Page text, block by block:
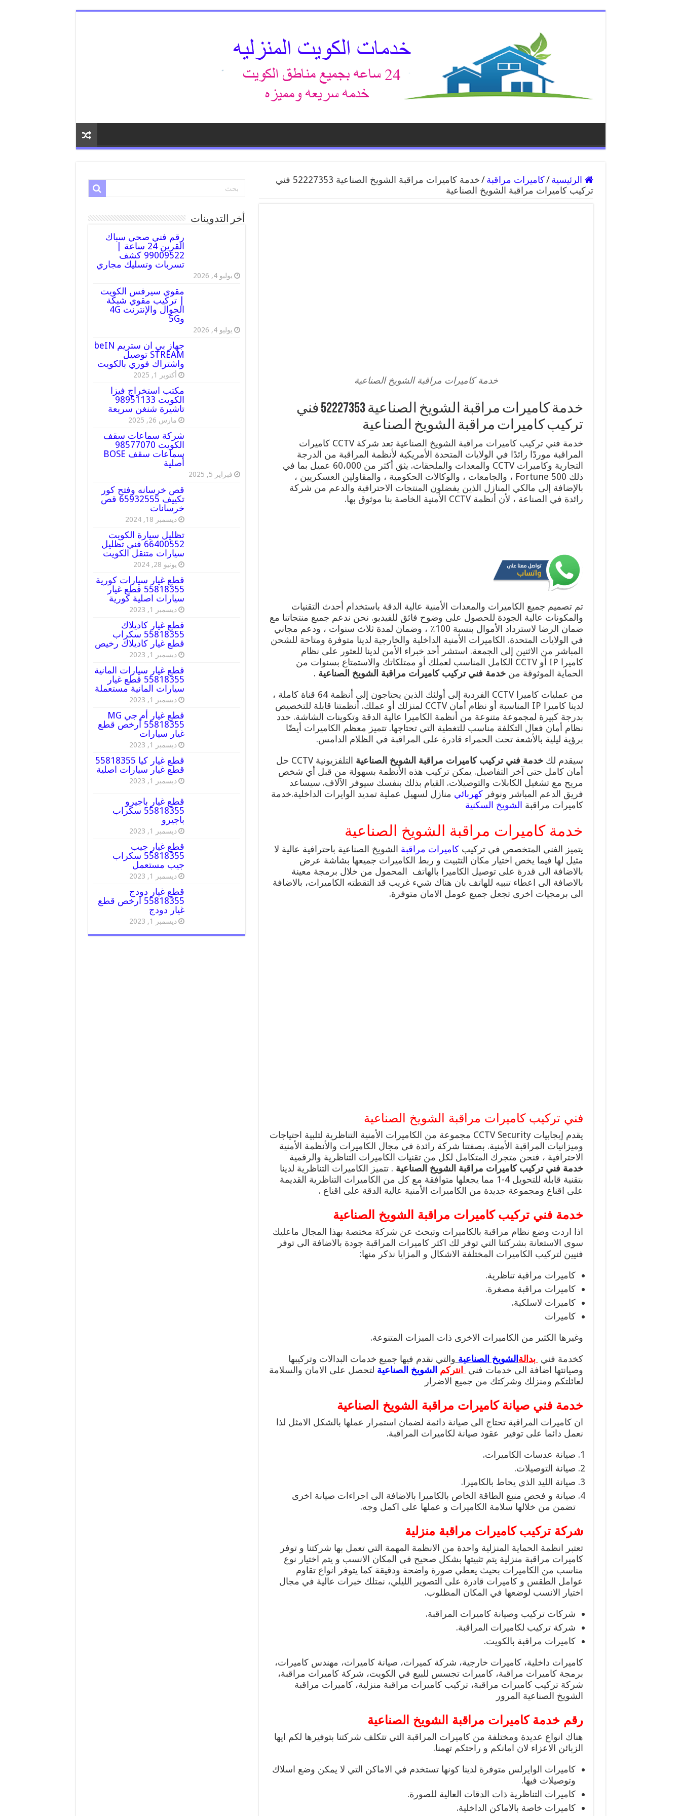
الرئيسية /كاميرات مراقبة /
خدمة كاميرات مراقبة الشويخ الصناعية 52227353 فني
تركيب كاميرات مراقبة الشويخ الصناعية
خدمة كاميرات مراقبة الشويخ الصناعية
خدمة كاميرات مراقبة الشويخ الصناعية 52227353 فني
تركيب كاميرات مراقبة الشويخ الصناعية
خدمة فني تركيب كاميرات مراقبة الشويخ الصناعية تعد شركة CCTV كاميرات
المراقبة موردًا رائدًا في الولايات المتحدة الأمريكية لأنظمة المراقبة من الدرجة
التجارية وكاميرات CCTV والمعدات والملحقات. يثق أكثر من 60،000 عميل بما في
ذلك Fortune 500 ، والجامعات ، والوكالات الحكومية ، والمقاولين العسكريين ،
بالإضافة إلى مالكي المنازل الذين يفضلون المنتجات الاحترافية والدعم من شركة
رائدة في الصناعة ، لأن أنظمة CCTV الأمنية الخاصة بنا موثوق بها.
تم تصميم جميع الكاميرات والمعدات الأمنية عالية الدقة باستخدام أحدث التقنيات
والمكونات عالية الجودة للحصول على وضوح فائق للفيديو. نحن ندعم جميع منتجاتنا مع
ضمان الرضا لاسترداد الأموال بنسبة 100٪ ، وضمان لمدة ثلاث سنوات ، ودعم مجاني
في الولايات المتحدة. الكاميرات الأمنية الداخلية والخارجية لدينا متوفرة ومتاحة للشحن
المباشر من الاثنين إلى الجمعة. استشر أحد خبراء الأمن لدينا للعثور على نظام
كاميرا IP أو CCTV الكامل المناسب لعملك أو ممتلكاتك والاستمتاع بسنوات من
الحماية الموثوقة من خدمة فني تركيب كاميرات مراقبة الشويخ الصناعية .
من عمليات كاميرا CCTV الفردية إلى أولئك الذين يحتاجون إلى أنظمة 64 قناة كاملة ،
لدينا كاميرا IP المناسبة أو نظام أمان CCTV لمنزلك أو عملك. أنظمتنا قابلة للتخصيص
بدرجة كبيرة لمجموعة متنوعة من أنظمة الكاميرا عالية الدقة وتكوينات الشاشة. حدد
نظام أمان فعال التكلفة مناسب للتغطية التي تحتاجها. تتميز معظم الكاميرات أيضًا
برؤية ليلية بالأشعة تحت الحمراء قادرة على المراقبة في الظلام الدامس.
سيقدم لكخدمة فني تركيب كاميرات مراقبة الشويخ الصناعية
التلفزيونية CCTV حل
أمان كامل حتى آخر التفاصيل. يمكن تركيب هذه الأنظمة بسهولة من قبل أي شخص
مريح مع تشغيل الكابلات والتوصيلات. القيام بذلك بنفسك سيوفر الآلاف. سيساعد
فريق الدعم المباشر ونوفركهربائي منازل لسهيل عملية تمديد الوايرات الداخلية.خدمة
كاميرات مراقبة الشويخ السكنية
خدمة كاميرات مراقبة الشويخ الصناعية
يتميز الفني المتخصص في تركيبكاميرات مراقبة الشويخ الصناعية باحترافية عالية لا
مثيل لها فيما يخص اختيار مكان التثبيت و ربط الكاميرات جميعها بشاشة عرض
بالاضافة الى قدرة على توصيل الكاميرا بالهاتف المحمول من خلال برمجة معينة
بالاصافة الى اعطاء تنبيه للهاتف بان هناك شيء غريب قد التقطته الكاميرات، بالاضافة
الى برمجيات اخرى تجعل جميع عومل الامان متوفرة.
فني تركيب كاميرات مراقبة الشويخ الصناعية
يقدم إيجابيات CCTV Security مجموعة من الكاميرات الأمنية التناظرية لتلبية احتياجات
وميزانيات المراقبة الأمنية. بصفتنا شركة رائدة في مجال الكاميرات والأنظمة الأمنية
الاحترافية ، فنحن متجرك المتكامل لكل من تقنيات الكاميرات التناظرية والرقمية
خدمة فني تركيب كاميرات مراقبة الشويخ الصناعية . تتميز الكاميرات التناظرية لدينا
بتقنية قابلة للتحويل 4-1 مما يجعلها متوافقة مع كل من الكاميرات التناظرية القديمة
على اقناع ومجموعة جديدة من الكاميرات الأمنية عالية الدقة على اقناع .
خدمة فني تركيب كاميرات مراقبة الشويخ الصناعية
اذا اردت وضع نظام مراقبة بالكاميرات وتبحث عن شركة مختصة بهذا المجال ماعليك
سوى الاستعانة بشركتنا التي توفر لك اكثر كاميرات المراقبة جودة بالاضافة الى توفر
فنيين لتركيب الكاميرات المختلفة الاشكال و المزايا نذكر منها:
كاميرات مراقبة تناظرية.
كاميرات مراقبة مصغرة.
كاميرات لاسلكية.
كاميرات
وغيرها الكثير من الكاميرات الاخرى ذات الميزات المتنوعة.
كخدمة فني بدالة الشويخ الصناعية والتي نقدم فيها جميع خدمات البدالات وتركيبها
وصيانتها اضافة الى خدمات فني
انتركم الشويخ الصناعية لتحصل على الامان والسلامة
لعائلتكم ومنزلك وشركتك من جميع الاضرار
خدمة فني صيانة كاميرات مراقبة الشويخ الصناعية
ان كاميرات المراقبة تحتاج الى صيانة دائمة لضمان استمرار عملها بالشكل الامثل لذا
نعمل دائما على توفير عقود صيانة لكاميرات المراقبة.
صيانة عدسات الكاميرات.
صيانة التوصيلات.
صيانة الليد الذي يحاط بالكاميرا.
صيانة و فحص منبع الطاقة الخاص بالكاميرا بالاضافة الى اجراءات صيانة اخرى
تضمن من خلالها سلامة الكاميرات و عملها على اكمل وجه.
شركة تركيب كاميرات مراقبة منزلية
تعتبر انظمة الحماية المنزلية واحدة من الانظمة المهمة التي تعمل بها شركتنا و توفر
كاميرات مراقبة منزلية يتم تثبيتها بشكل صحيح في المكان الانسب و يتم اختيار نوع
مناسب من الكاميرات بحيث يعطي صورة واضحة ودقيقة كما يتوفر انواع تقاوم
عوامل الطقس و كاميرات قادرة على التصوير الليلي، نمتلك خبرات عالية في مجال
اختيار الانسب لوضعها في المكان المطلوب.
شركات تركيب وصيانة كاميرات المراقبة.
شركة تركيب لكاميرات المراقبة.
كاميرات مراقبة بالكويت.
كاميرات داخلية، كاميرات خارجية، شركة كميرات، صيانة كاميرات، مهندس كاميرات،
برمجة كاميرات مراقبة، كاميرات تجسس للبيع في الكويت، شركة كاميرات مراقبة،
شركة تركيب كاميرات مراقبة، تركيب كاميرات مراقبة منزلية، كاميرات مراقبة
الشويخ الصناعية المرور
رقم خدمة كاميرات مراقبة الشويخ الصناعية
هناك انواع عديدة ومختلفة من كاميرات المراقبة التي تتكلف شركتنا بتوفيرها لكم ايها
الزبائن الاعزاء لان امانكم و راحتكم تهمنا.
كاميرات الوايرلس متوفرة لدينا كونها تستخدم في الاماكن التي لا يمكن وضع اسلاك
وتوصيلات فيها.
كاميرات التناظرية ذات الدقات العالية للصورة.
كاميرات خاصة بالاماكن الداخلية.
أخر التدوينات
رقم فني صحي سباك
القرين 24 ساعة |
99009522 كشف
تسربات وتسليك مجاري
يوليو 4, 2026
مقوي سيرفس الكويت
| تركيب مقوي شبكة
الجوال والإنترنت 4G
و5G
يوليو 4, 2026
جهاز بي ان ستريم beIN
STREAM توصيل
واشتراك فوري بالكويت
أكتوبر 1, 2025
مكتب استخراج فيزا
الكويت 98951133
تاشيرة شنغن سريعة
مارس 26, 2025
شركة سماعات سقف
الكويت 98577070
سماعات سقف BOSE
أصلية
فبراير 5, 2025
قص خرسانه وفتح كور
تكييف 65932555 قص
خرسانات
ديسمبر 18, 2024
تظليل سيارة الكويت
66400552 فني تظليل
سيارات متنقل الكويت
يونيو 28, 2024
قطع غيار سيارات كورية
55818355 قطع غيار
سيارات اصلية كورية
ديسمبر 1, 2023
قطع غيار كاديلاك
55818355 سكراب
قطع غيار كاديلاك رخيص
ديسمبر 1, 2023
قطع غيار سيارات المانية
55818355 قطع غيار
سيارات المانية مستعملة
ديسمبر 1, 2023
قطع غيار أم جي MG
55818355 أرخص قطع
غيار سيارات
ديسمبر 1, 2023
قطع غيار كيا 55818355
قطع غيار سيارات اصلية
ديسمبر 1, 2023
قطع غيار باجيرو
55818355 سكراب
باجيرو
ديسمبر 1, 2023
قطع غيار جيب
55818355 سكراب
جيب مستعمل
ديسمبر 1, 2023
قطع غيار دودج
55818355 ارخص قطع
غيار دودج
ديسمبر 1, 2023